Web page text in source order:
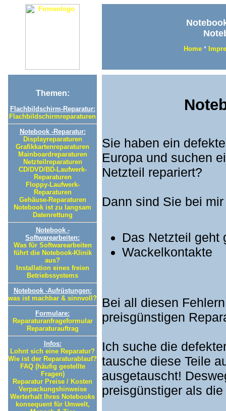
Home *
Themen:
Flachbildschirm-Reparatur:
Flachbildschirmreparaturen
Notebook -Reparatur:
Displayreparaturen
Grafikkartenreparaturen
Mainboardreparaturen
Netzteilreparaturen
CD/DVD/BD-Laufwerk-
Reparaturen
Floppy-Laufwerk-
Reparaturen
Gehäuse-Reparaturen
Notebook ist zu langsam
Datenrettung
Notebook -
Softwarearbeiten:
Was für Softwarearbeiten
führt die Notebook-Klinik
aus?
Installation eines freien
Betriebssystems
Notebook -Aufrüstungen:
was ist machbar & sinnvoll?
Formulare:
Reparaturanfrageformular
Reparaturauftrag
Infos:
Lohnt sich eine Reparatur?
Wie ist der Reparaturablauf?
FAQ (häufig gestellte
Fragen)
Reparatur Preise / Kosten
Verpackungshinweise
Werterhalt Ihres Notebooks
konsequent für Umwelt,
Sie haben ein
Europa und suchen
Netzteil repariert?
Dann sind Sie bei
Das Netzteil geht
Wackelkontakte
Bei all diesen
preisgünstigen
Ich suche die
tausche diese Teile
ausgetauscht!
preisgünstiger als